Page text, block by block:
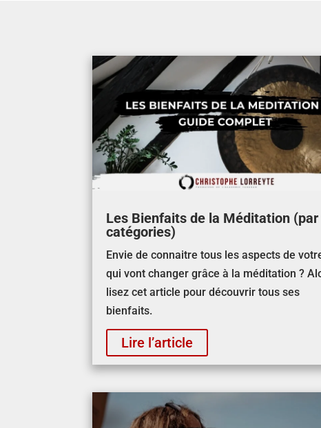
Les Bienfaits de la Méditation (par
catégories)
Envie de connaitre tous les aspects de
qui vont changer grâce à la méditation ?
lisez cet article pour découvrir tous ses
bienfaits.
Lire l’article